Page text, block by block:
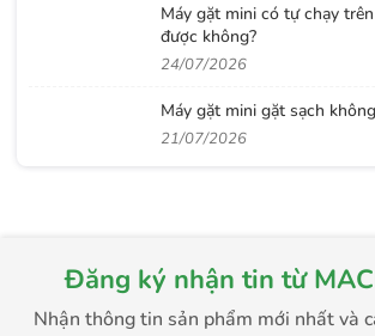
Máy gặt mini có tự chạy
được không?
24/07/2026
Máy gặt mini gặt sạch
21/07/2026
Đăng ký nhận tin từ
Nhận thông tin sản phẩm mới nhất và